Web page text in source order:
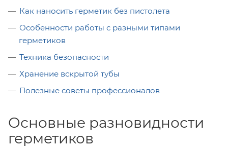
Как наносить герметик без пистолета
Особенности работы с разными типами
герметиков
Техника безопасности
Хранение вскрытой тубы
Полезные советы профессионалов
Основные разновидности
герметиков